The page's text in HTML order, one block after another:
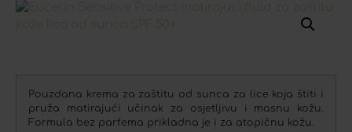
Pouzdana krema za zaštitu od sunca za lice koja štiti i
pruža matirajući učinak za osjetljivu i masnu kožu.
Formula bez parfema prikladna je i za atopičnu kožu.